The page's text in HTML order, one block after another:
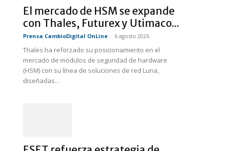
El mercado de HSM se expande
con Thales, Futurex y Utimaco...
Prensa CambioDigital OnLine - 6 agosto 2026
Thales ha reforzado su posicionamiento en el
mercado de módulos de seguridad de hardware
(HSM) con su línea de soluciones de red Luna,
diseñadas...